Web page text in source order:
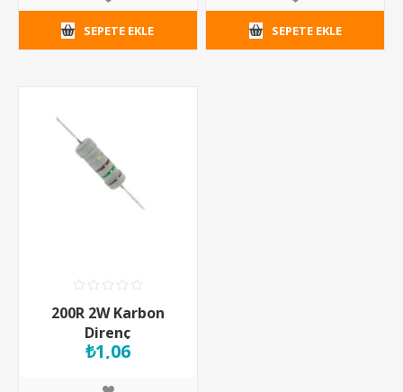
SEPETE EKLE SEPETE EKLE
200R 2W Karbon
Direnç
₺1,06